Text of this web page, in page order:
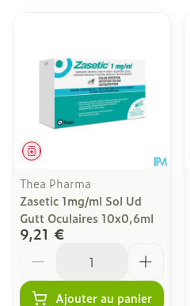
Médicament
Thea Pharma
Zasetic 1mg/ml Sol Ud
Gutt Oculaires 10x0,6ml
9,21 €
Ajouter au panier